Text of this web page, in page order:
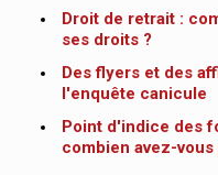
Droit de retrait :
ses droits ?
Des flyers et des
l'enquête canicule
Point d'indice des
combien avez-vous